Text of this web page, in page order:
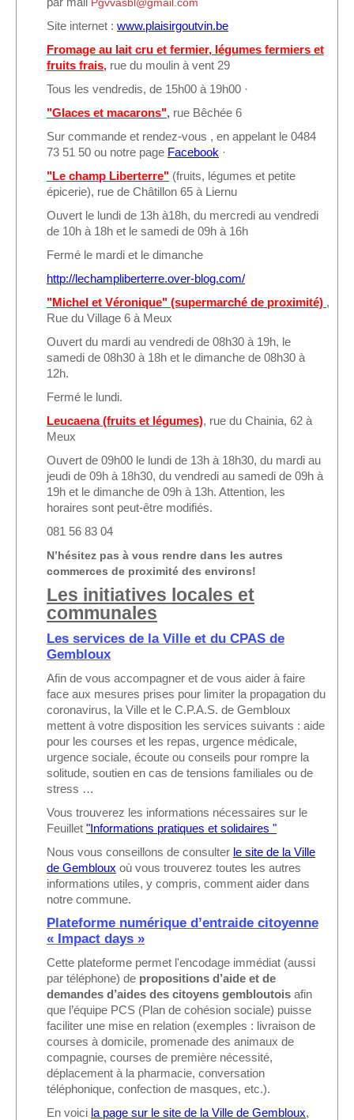
Site internet : www.plaisirgoutvin.be
Fromage au lait cru et fermier, légumes fermiers et
fruits frais, rue du moulin à vent 29
Tous les vendredis, de 15h00 à 19h00 ·
"Glaces et macarons", rue Bêchée 6
Sur commande et rendez-vous , en appelant le 0484
73 51 50 ou notre page Facebook ·
"Le champ Liberterre" (fruits, légumes et petite
épicerie), rue de Châtillon 65 à Liernu
Ouvert le lundi de 13h à18h, du mercredi au vendredi
de 10h à 18h et le samedi de 09h à 16h
Fermé le mardi et le dimanche
http://lechampliberterre.over-blog.com/
"Michel et Véronique" (supermarché de proximité) ,
Rue du Village 6 à Meux
Ouvert du mardi au vendredi de 08h30 à 19h, le
samedi de 08h30 à 18h et le dimanche de 08h30 à
12h.
Fermé le lundi.
Leucaena (fruits et légumes), rue du Chainia, 62 à
Meux
Ouvert de 09h00 le lundi de 13h à 18h30, du mardi au
jeudi de 09h à 18h30, du vendredi au samedi de 09h à
19h et le dimanche de 09h à 13h. Attention, les
horaires sont peut-être modifiés.
081 56 83 04
N’hésitez pas à vous rendre dans les autres
commerces de proximité des environs!
Les initiatives locales et
communales
Les services de la Ville et du CPAS de
Gembloux
Afin de vous accompagner et de vous aider à faire
face aux mesures prises pour limiter la propagation du
coronavirus, la Ville et le C.P.A.S. de Gembloux
mettent à votre disposition les services suivants : aide
pour les courses et les repas, urgence médicale,
urgence sociale, écoute ou conseils pour rompre la
solitude, soutien en cas de tensions familiales ou de
stress …
Vous trouverez les informations nécessaires sur le
Feuillet "Informations pratiques et solidaires "
Nous vous conseillons de consulter le site de la Ville
de Gembloux où vous trouverez toutes les autres
informations utiles, y compris, comment aider dans
notre commune.
Plateforme numérique d’entraide citoyenne
« Impact days »
Cette plateforme permet l'encodage immédiat (aussi
par téléphone) de propositions d’aide et de
demandes d’aides des citoyens gembloutois afin
que l’équipe PCS (Plan de cohésion sociale) puisse
faciliter une mise en relation (exemples : livraison de
courses à domicile, promenade des animaux de
compagnie, courses de première nécessité,
déplacement à la pharmacie, conversation
téléphonique, confection de masques, etc.).
En voici la page sur le site de la Ville de Gembloux,